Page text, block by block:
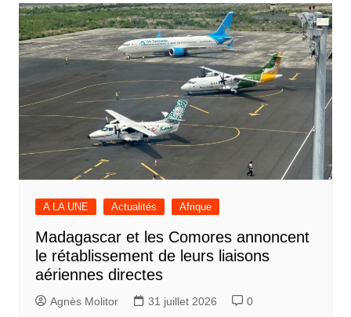
A LA UNE Actualités Afrique
Madagascar et les Comores annoncent
le rétablissement de leurs liaisons
aériennes directes
Agnès Molitor 31 juillet 2026 0